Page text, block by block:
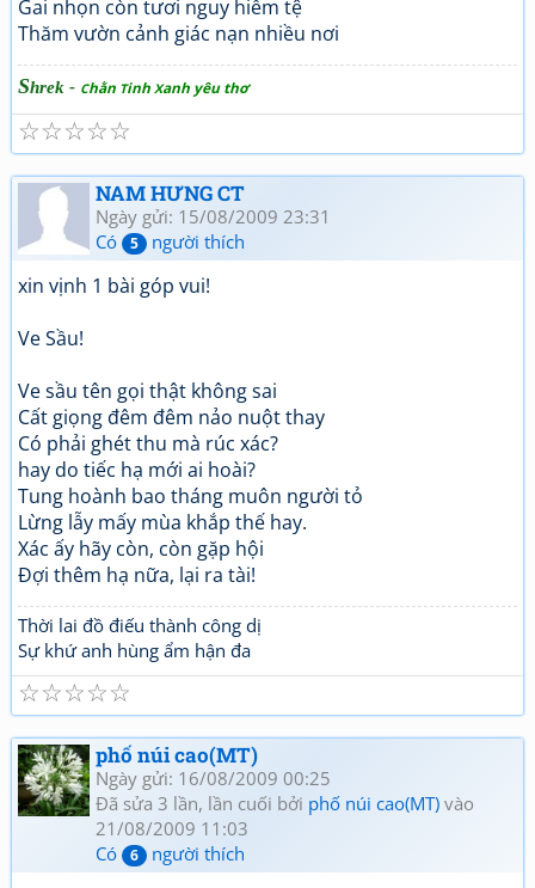
Gai nhọn còn tươi nguy hiểm tệ
Thăm vườn cảnh giác nạn nhiều nơi
Shrek - Chằn Tinh Xanh yêu thơ
☆
☆
☆
☆
☆
NAM HƯNG CT
Ngày gửi: 15/08/2009 23:31
Có
5 người thích
xin vịnh 1 bài góp vui!
Ve Sầu!
Ve sầu tên gọi thật không sai
Cất giọng đêm đêm nảo nuột thay
Có phải ghét thu mà rúc xác?
hay do tiếc hạ mới ai hoài?
Tung hoành bao tháng muôn người tỏ
Lừng lẫy mấy mùa khắp thế hay.
Xác ấy hãy còn, còn gặp hội
Đợi thêm hạ nữa, lại ra tài!
Thời lai đồ điếu thành công dị
Sự khứ anh hùng ẩm hận đa
☆
☆
☆
☆
☆
phố núi cao(MT)
Ngày gửi: 16/08/2009 00:25
Đã sửa 3 lần, lần cuối bởi phố núi cao(MT) vào
21/08/2009 11:03
Có
6 người thích